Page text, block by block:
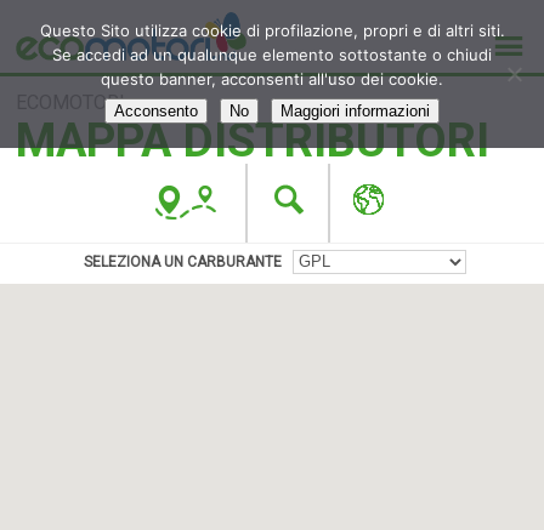
ECOMOTORI
MAPPA DISTRIBUTORI
Questo Sito utilizza cookie di profilazione, propri e di altri siti.
Se accedi ad un qualunque elemento sottostante o chiudi
questo banner, acconsenti all'uso dei cookie.
Acconsento No Maggiori informazioni